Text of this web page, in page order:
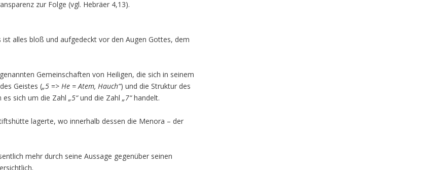
zur Folge (vgl. Hebräer 4,13).
alles bloß und aufgedeckt vor den Augen Gottes, dem
Gemeinschaften von Heiligen, die sich in seinem
Geistes („5 => He = Atem, Hauch“) und die Struktur des
es sich um die Zahl „5“und die Zahl „7“handelt.
lagerte, wo innerhalb dessen die Menora – der
mehr durch seine Aussage gegenüber seinen